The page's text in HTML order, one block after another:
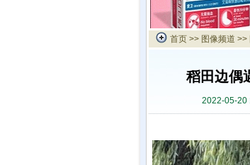
首页 >> 图像频道 >>
稻田边偶
2022-05-20